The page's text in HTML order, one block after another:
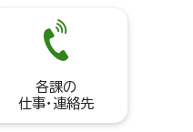
各課の
仕事・連絡先